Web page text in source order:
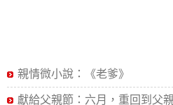
親情微小說：《老爹》
獻給父親節：六月，重回到父